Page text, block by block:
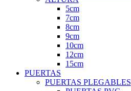
5cm
7cm
8cm
9cm
10cm
12cm
15cm
PUERTAS
PUERTAS PLEGABLES